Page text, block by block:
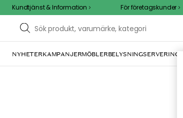
Kundtjänst & Information För företagskunder
NYHETERKAMPANJERMÖBLERBELYSNINGSERVERING